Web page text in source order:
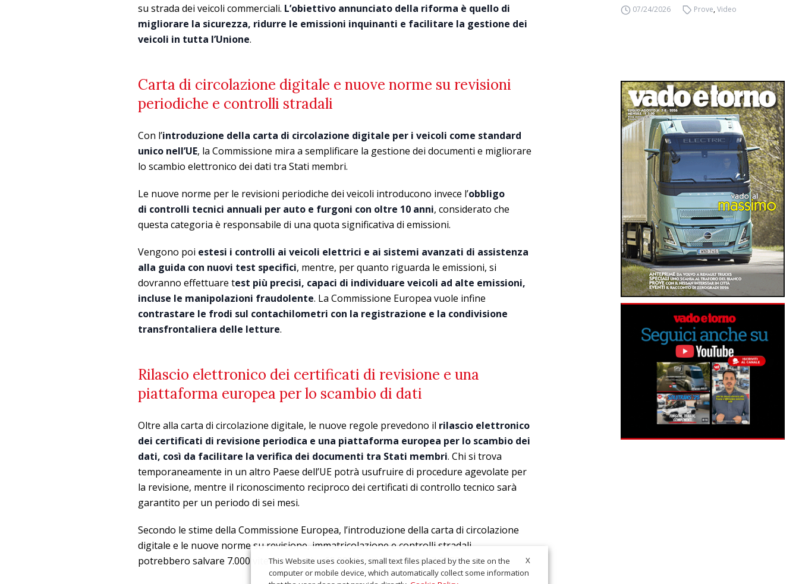
su strada dei veicoli commerciali. L’obiettivo annunciato della riforma è quello di
migliorare la sicurezza, ridurre le emissioni inquinanti e facilitare la gestione dei
veicoli in tutta l’Unione.
Carta di circolazione digitale e nuove norme su revisioni
periodiche e controlli stradali
Con l’introduzione della carta di circolazione digitale per i veicoli come standard
unico nell’UE, la Commissione mira a semplificare la gestione dei documenti e migliorare
lo scambio elettronico dei dati tra Stati membri.
Le nuove norme per le revisioni periodiche dei veicoli introducono invece l’obbligo
di controlli tecnici annuali per auto e furgoni con oltre 10 anni, considerato che
questa categoria è responsabile di una quota significativa di emissioni.
Vengono poi estesi i controlli ai veicoli elettrici e ai sistemi avanzati di assistenza
alla guida con nuovi test specifici, mentre, per quanto riguarda le emissioni, si
dovranno effettuare test più precisi, capaci di individuare veicoli ad alte emissioni,
incluse le manipolazioni fraudolente. La Commissione Europea vuole infine
contrastare le frodi sul contachilometri con la registrazione e la condivisione
transfrontaliera delle letture.
Rilascio elettronico dei certificati di revisione e una
piattaforma europea per lo scambio di dati
Oltre alla carta di circolazione digitale, le nuove regole prevedono il rilascio elettronico
dei certificati di revisione periodica e una piattaforma europea per lo scambio dei
dati, così da facilitare la verifica dei documenti tra Stati membri. Chi si trova
temporaneamente in un altro Paese dell’UE potrà usufruire di procedure agevolate per
la revisione, mentre il riconoscimento reciproco dei certificati di controllo tecnico sarà
garantito per un periodo di sei mesi.
Secondo le stime della Commissione Europea, l’introduzione della carta di circolazione
digitale e le nuove norme su revisione, immatricolazione e controlli stradali
potrebbero salvare 7.000 vite e prevenire 65.000 feriti gravi entro il 2050.
07/24/2026 Prove,Video
X
This Website uses cookies, small text files placed by the site on the
computer or mobile device, which automatically collect some information